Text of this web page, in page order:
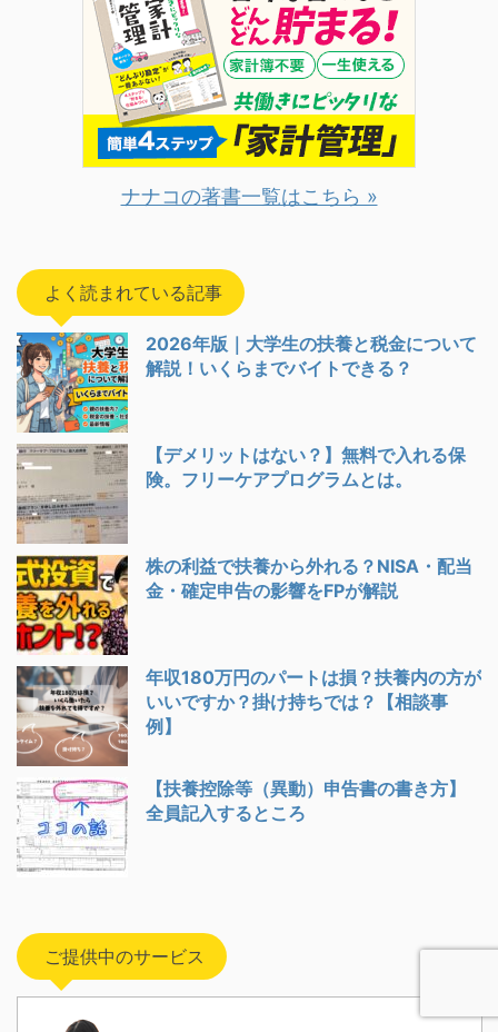
ナナコの著書一覧はこちら »
よく読まれている記事
2026年版｜大学生の扶養と税金について
解説！いくらまでバイトできる？
【デメリットはない？】無料で入れる保
険。フリーケアプログラムとは。
株の利益で扶養から外れる？NISA・配当
金・確定申告の影響をFPが解説
年収180万円のパートは損？扶養内の方が
いいですか？掛け持ちでは？【相談事
例】
【扶養控除等（異動）申告書の書き方】
全員記入するところ
ご提供中のサービス